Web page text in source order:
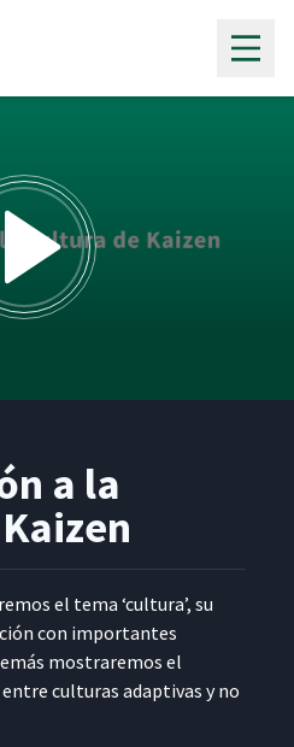
a la
el tema ‘cul­tura’, su
con impor­tantes
mostraremos el
cul­turas adap­ti­vas y no